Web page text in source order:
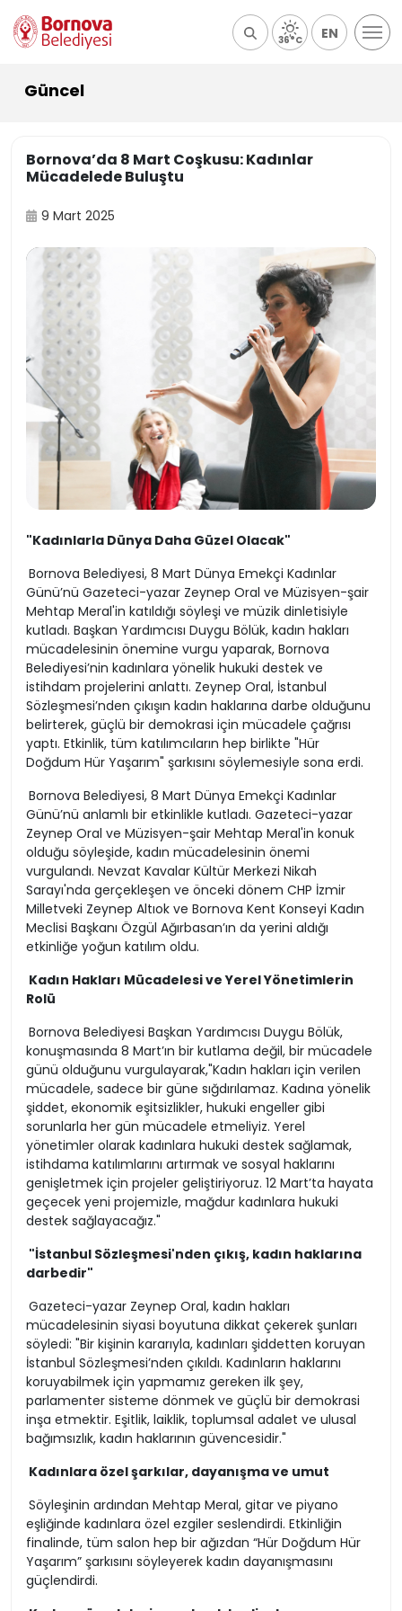
36°C EN
Güncel
Bornova’da 8 Mart Coşkusu: Kadınlar
Mücadelede Buluştu
9 Mart 2025
"Kadınlarla Dünya Daha Güzel Olacak"
Bornova Belediyesi, 8 Mart Dünya Emekçi Kadınlar
Günü’nü Gazeteci-yazar Zeynep Oral ve Müzisyen-şair
Mehtap Meral'in katıldığı söyleşi ve müzik dinletisiyle
kutladı. Başkan Yardımcısı Duygu Bölük, kadın hakları
mücadelesinin önemine vurgu yaparak, Bornova
Belediyesi’nin kadınlara yönelik hukuki destek ve
istihdam projelerini anlattı. Zeynep Oral, İstanbul
Sözleşmesi’nden çıkışın kadın haklarına darbe olduğunu
belirterek, güçlü bir demokrasi için mücadele çağrısı
yaptı. Etkinlik, tüm katılımcıların hep birlikte "Hür
Doğdum Hür Yaşarım" şarkısını söylemesiyle sona erdi.
Bornova Belediyesi, 8 Mart Dünya Emekçi Kadınlar
Günü’nü anlamlı bir etkinlikle kutladı. Gazeteci-yazar
Zeynep Oral ve Müzisyen-şair Mehtap Meral'in konuk
olduğu söyleşide, kadın mücadelesinin önemi
vurgulandı. Nevzat Kavalar Kültür Merkezi Nikah
Sarayı'nda gerçekleşen ve önceki dönem CHP İzmir
Milletveki Zeynep Altıok ve Bornova Kent Konseyi Kadın
Meclisi Başkanı Özgül Ağırbasan’ın da yerini aldığı
etkinliğe yoğun katılım oldu.
Kadın Hakları Mücadelesi ve Yerel Yönetimlerin
Rolü
Bornova Belediyesi Başkan Yardımcısı Duygu Bölük,
konuşmasında 8 Mart’ın bir kutlama değil, bir mücadele
günü olduğunu vurgulayarak,"Kadın hakları için verilen
mücadele, sadece bir güne sığdırılamaz. Kadına yönelik
şiddet, ekonomik eşitsizlikler, hukuki engeller gibi
sorunlarla her gün mücadele etmeliyiz. Yerel
yönetimler olarak kadınlara hukuki destek sağlamak,
istihdama katılımlarını artırmak ve sosyal haklarını
genişletmek için projeler geliştiriyoruz. 12 Mart’ta hayata
geçecek yeni projemizle, mağdur kadınlara hukuki
destek sağlayacağız."
"İstanbul Sözleşmesi'nden çıkış, kadın haklarına
darbedir"
Gazeteci-yazar Zeynep Oral, kadın hakları
mücadelesinin siyasi boyutuna dikkat çekerek şunları
söyledi: "Bir kişinin kararıyla, kadınları şiddetten koruyan
İstanbul Sözleşmesi’nden çıkıldı. Kadınların haklarını
koruyabilmek için yapmamız gereken ilk şey,
parlamenter sisteme dönmek ve güçlü bir demokrasi
inşa etmektir. Eşitlik, laiklik, toplumsal adalet ve ulusal
bağımsızlık, kadın haklarının güvencesidir."
Kadınlara özel şarkılar, dayanışma ve umut
Söyleşinin ardından Mehtap Meral, gitar ve piyano
eşliğinde kadınlara özel ezgiler seslendirdi. Etkinliğin
finalinde, tüm salon hep bir ağızdan “Hür Doğdum Hür
Yaşarım” şarkısını söyleyerek kadın dayanışmasını
güçlendirdi.